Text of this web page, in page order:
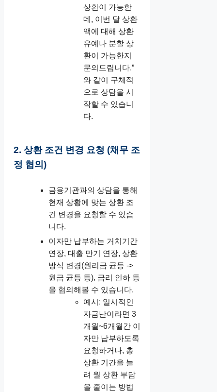
상환이 가능한
데, 이번 달 상환
액에 대해 상환
유예나 분할 상
환이 가능한지
문의드립니다.”
와 같이 구체적
으로 상담을 시
작할 수 있습니
다.
2. 상환 조건 변경 요청 (채무 조
정 협의)
금융기관과의 상담을 통해
현재 상황에 맞는 상환 조
건 변경을 요청할 수 있습
니다.
이자만 납부하는 거치기간
연장, 대출 만기 연장, 상환
방식 변경(원리금 균등 ->
원금 균등 등), 금리 인하 등
을 협의해볼 수 있습니다.
예시: 일시적인
자금난이라면 3
개월~6개월간 이
자만 납부하도록
요청하거나, 총
상환 기간을 늘
려 월 상환 부담
을 줄이는 방법